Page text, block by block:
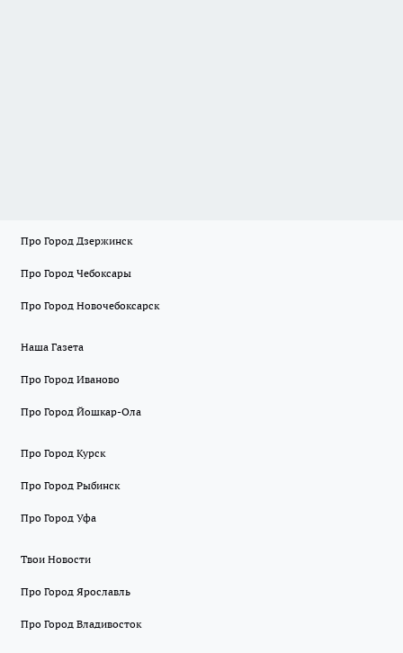
Про Город Дзержинск
Про Город Чебоксары
Про Город Новочебоксарск
Наша Газета
Про Город Иваново
Про Город Йошкар-Ола
Про Город Курск
Про Город Рыбинск
Про Город Уфа
Твои Новости
Про Город Ярославль
Про Город Владивосток